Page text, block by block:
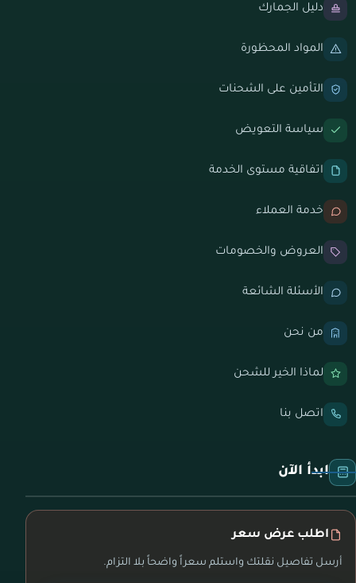
دليل الجمارك
المواد المحظورة
التأمين على الشحنات
سياسة التعويض
اتفاقية مستوى الخدمة
خدمة العملاء
العروض والخصومات
الأسئلة الشائعة
من نحن
لماذا الخير للشحن
اتصل بنا
ابدأ الآن
اطلب عرض سعر
أرسل تفاصيل نقلتك واستلم سعراً واضحاً بلا التزام.